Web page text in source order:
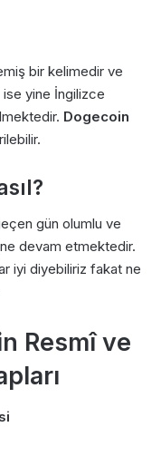
bir kelimedir ve
ise yine İngilizce
Dogecoin
gün olumlu ve
devam etmektedir.
iyi diyebiliriz fakat ne
Resmîve